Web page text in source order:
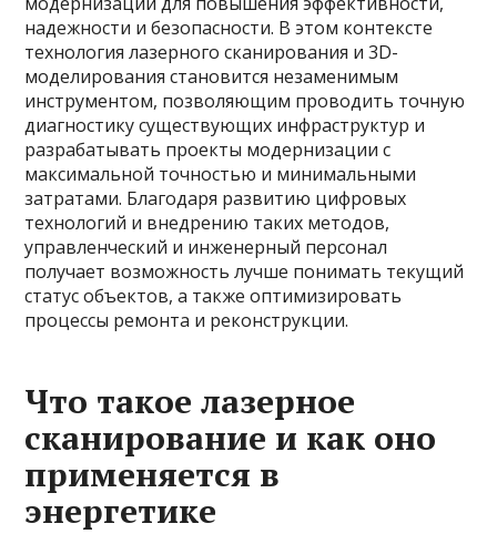
надежности и безопасности. В этом контексте
технология лазерного сканирования и 3D-
моделирования становится незаменимым
инструментом, позволяющим проводить точную
диагностику существующих инфраструктур и
разрабатывать проекты модернизации с
максимальной точностью и минимальными
затратами. Благодаря развитию цифровых
технологий и внедрению таких методов,
управленческий и инженерный персонал
получает возможность лучше понимать текущий
статус объектов, а также оптимизировать
процессы ремонта и реконструкции.
Что такое лазерное
сканирование и как оно
применяется в
энергетике